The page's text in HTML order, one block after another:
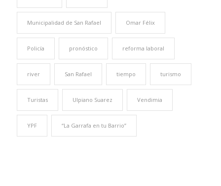
Municipalidad de San Rafael Omar Félix
Policía pronóstico reforma laboral
river San Rafael tiempo turismo
Turistas Ulpiano Suarez Vendimia
YPF “La Garrafa en tu Barrio”